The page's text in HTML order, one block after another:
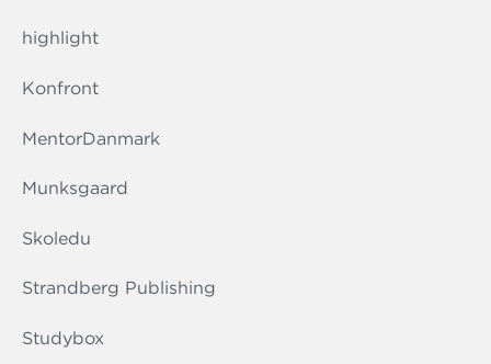
highlight
Konfront
MentorDanmark
Munksgaard
Skoledu
Strandberg Publishing
Studybox